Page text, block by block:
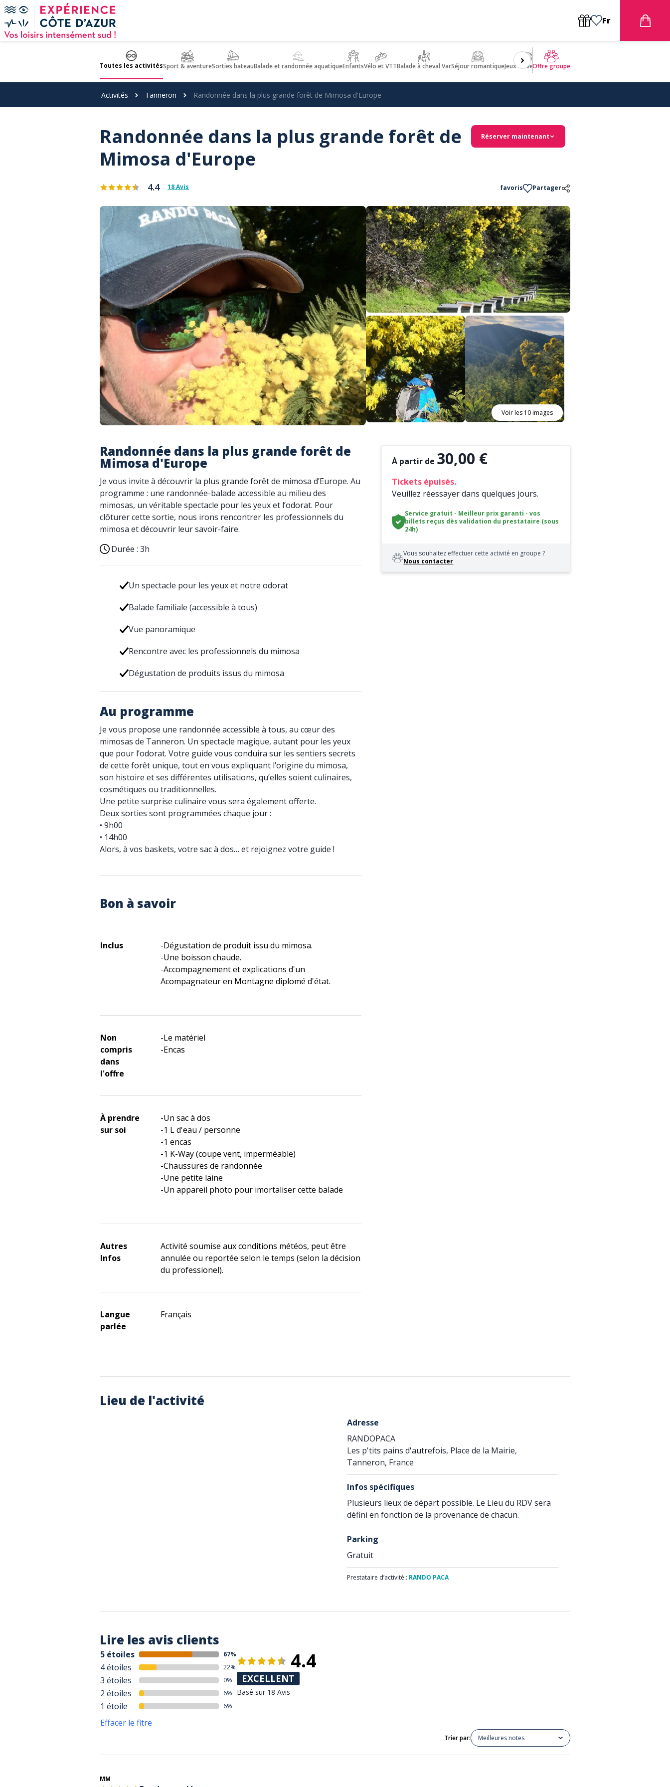
Panneau de gestion des cookies
Fr
Toutes les activitésSport & aventureSorties bateauBalade et randonnée aquatiqueEnfantsVélo et VTTBalade à cheval VarSéjour romantiqueJeux d'aventuresBien être
Offre groupe
Activités Tanneron Randonnée dans la plus grande forêt de Mimosa d'Europe
Randonnée dans la plus grande forêt de
Mimosa d'Europe
Réserver maintenant
4.4 18 Avis favoris Partager
Voir les 10 images
Randonnée dans la plus grande forêt de
Mimosa d'Europe
Je vous invite à découvrir la plus grande forêt de mimosa d’Europe. Au
programme : une randonnée-balade accessible au milieu des
mimosas, un véritable spectacle pour les yeux et l’odorat. Pour
clôturer cette sortie, nous irons rencontrer les professionnels du
mimosa et découvrir leur savoir-faire.
Durée : 3h
Un spectacle pour les yeux et notre odorat
Balade familiale (accessible à tous)
Vue panoramique
Rencontre avec les professionnels du mimosa
Dégustation de produits issus du mimosa
Au programme
Je vous propose une randonnée accessible à tous, au cœur des
mimosas de Tanneron. Un spectacle magique, autant pour les yeux
que pour l’odorat. Votre guide vous conduira sur les sentiers secrets
de cette forêt unique, tout en vous expliquant l’origine du mimosa,
son histoire et ses différentes utilisations, qu’elles soient culinaires,
cosmétiques ou traditionnelles.
Une petite surprise culinaire vous sera également offerte.
Deux sorties sont programmées chaque jour :
• 9h00
• 14h00
Alors, à vos baskets, votre sac à dos… et rejoignez votre guide !
Bon à savoir
Inclus
-Dégustation de produit issu du mimosa.
-Une boisson chaude.
-Accompagnement et explications d'un
Acompagnateur en Montagne dîplomé d'état.
Non
compris
dans
l'offre
-Le matériel
-Encas
À prendre
sur soi
-Un sac à dos
-1 L d'eau / personne
-1 encas
-1 K-Way (coupe vent, imperméable)
-Chaussures de randonnée
-Une petite laine
-Un appareil photo pour imortaliser cette balade
Autres
Infos
Activité soumise aux conditions météos, peut être
annulée ou reportée selon le temps (selon la décision
du professionel).
Langue
parlée
Français
À partir de 30,00 €
Tickets épuisés.
Veuillez réessayer dans quelques jours.
Service gratuit - Meilleur prix garanti - vos
billets reçus dès validation du prestataire (sous
24h)
Vous souhaitez effectuer cette activité en groupe ?
Nous contacter
Lieu de l'activité
Adresse
RANDOPACA
Les p'tits pains d'autrefois, Place de la Mairie,
Tanneron, France
Infos spécifiques
Plusieurs lieux de départ possible. Le Lieu du RDV sera
défini en fonction de la provenance de chacun.
Parking
Gratuit
Prestataire d’activité : RANDO PACA
Lire les avis clients
5 étoiles 67%
4 étoiles 22%
3 étoiles 0%
2 étoiles 6%
1 étoile 6%
Effacer le fitre
4.4
EXCELLENT
Basé sur 18 Avis
Trier par: Meilleures notes
MM